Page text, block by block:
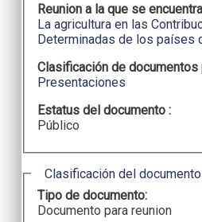
Reunion a la que se
La agricultura en las
Determinadas de los países
Clasificación de documentos
Presentaciones
Estatus del documento :
Público
Ocultar
Clasificación del documento
Tipo de documento:
Documento para reunion